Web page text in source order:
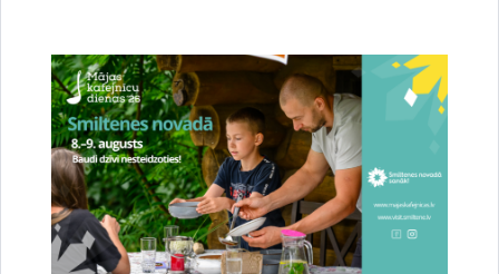
Īstenosim projektu “Patvertņu pielāgošana un
aprīkošana civilās aizsardzības mērķiem
Smiltenes novadā”